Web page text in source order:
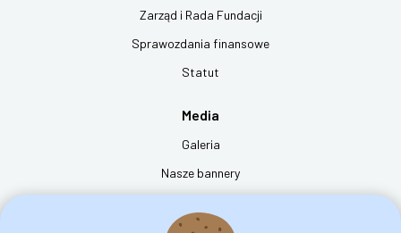
Zarząd i Rada Fundacji
Sprawozdania finansowe
Statut
Media
Galeria
Nasze bannery